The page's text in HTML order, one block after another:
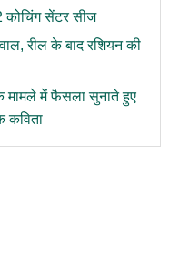
कोचिंग सेंटर सीज
रील के बाद रशियन की
मामले में फैसला सुनाते हुए
कविता